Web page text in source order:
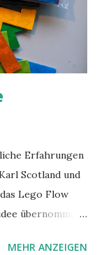
Erfahrungen
Scotland und
Lego Flow
übernommen,
MEHR ANZEIGEN